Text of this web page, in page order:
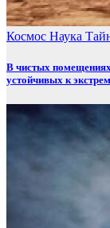
Космос Наука
В чистых
устойчивых к